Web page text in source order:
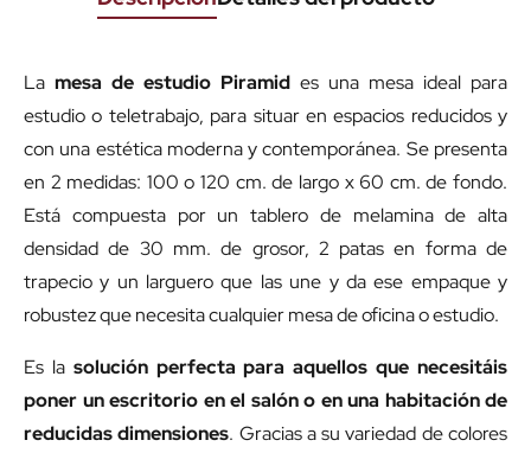
La mesa de estudio Piramid es una mesa ideal para
estudio o teletrabajo, para situar en espacios reducidos y
con una estética moderna y contemporánea. Se presenta
en 2 medidas: 100 o 120 cm. de largo x 60 cm. de fondo.
Está compuesta por un tablero de melamina de alta
densidad de 30 mm. de grosor, 2 patas en forma de
trapecio y un larguero que las une y da ese empaque y
robustez que necesita cualquier mesa de oficina o estudio.
Es la solución perfecta para aquellos que necesitáis
poner un escritorio en el salón o en una habitación de
reducidas dimensiones. Gracias a su variedad de colores